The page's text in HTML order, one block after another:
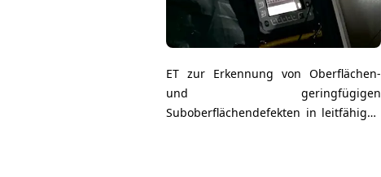
ET zur Erkennung von Oberflächen-
und geringfügigen
Suboberflächendefekten in leitfähigen